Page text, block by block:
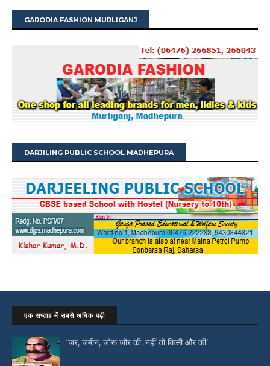
GARODIA FASHION MURLIGANJ
DARJILING PUBLIC SCHOOL MADHEPURA
एक सप्ताह में सबसे अधिक पढ़ी
‘जर, जमीन, जोरू जोर की, नहीं तो किसी और की’